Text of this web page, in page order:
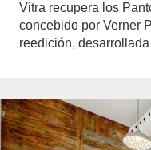
Vitra recupera los
concebido por Verner
reedición,